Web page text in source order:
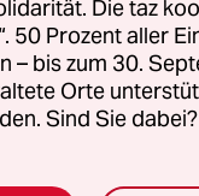
Die taz
50 Prozent aller
– bis zum 30.
Orte
Sind Sie dabei?